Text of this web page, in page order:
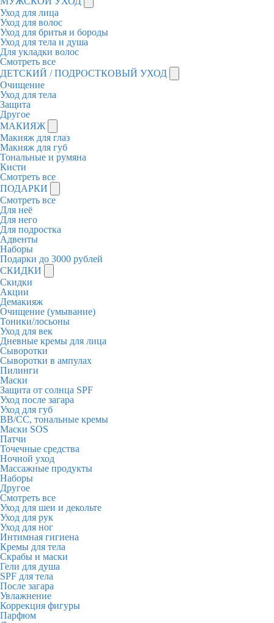
Уход для лица
Уход для волос
Уход для бритья и бороды
Уход для тела и душа
Для укладки волос
Смотреть все
ДЕТСКИЙ / ПОДРОСТКОВЫЙ УХОД
Очищение
Уход для тела
Защита
Другое
МАКИЯЖ
Макияж для глаз
Макияж для губ
Тональные и румяна
Кисти
Смотреть все
ПОДАРКИ
Смотреть все
Для неё
Для него
Для подростка
Адвенты
Наборы
Подарки до 3000 рублей
СКИДКИ
Скидки
Акции
Демакияж
Очищение (умывание)
Тоники/лосьоны
Уход для век
Дневные кремы для лица
Сыворотки
Сыворотки в ампулах
Пилинги
Маски
Защита от солнца SPF
Уход после загара
Уход для губ
BB/CC, тональные кремы
Маски SOS
Патчи
Точечные средства
Ночной уход
Массажные продукты
Наборы
Другое
Смотреть все
Уход для шеи и декольте
Уход для рук
Уход для ног
Интимная гигиена
Кремы для тела
Скрабы и маски
Гели для душа
SPF для тела
После загара
Увлажнение
Коррекция фигуры
Парфюм